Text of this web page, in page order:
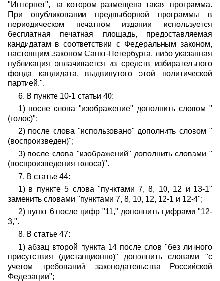
"Интернет", на котором размещена такая программа.
При опубликовании предвыборной программы в
периодическом печатном издании используется
бесплатная печатная площадь, предоставляемая
кандидатам в соответствии с Федеральным законом,
настоящим Законом Санкт-Петербурга, либо указанная
публикация оплачивается из средств избирательного
фонда кандидата, выдвинутого этой политической
партией.".
6. В пункте 10-1 статьи 40:
1) после слова "изображение" дополнить словом "
(голос)";
2) после слова "использовано" дополнить словом "
(воспроизведен)";
3) после слова "изображений" дополнить словами "
(воспроизведения голоса)".
7. В статье 44:
1) в пункте 5 слова "пунктами 7, 8, 10, 12 и 13-1"
заменить словами "пунктами 7, 8, 10, 12, 12-1 и 12-4";
2) пункт 6 после цифр "11," дополнить цифрами "12-
3,".
8. В статье 47:
1) абзац второй пункта 14 после слов "без личного
присутствия (дистанционно)" дополнить словами "с
учетом требований законодательства Российской
Федерации";